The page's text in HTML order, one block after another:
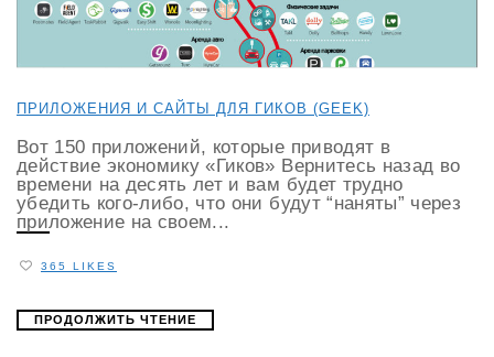
ПРИЛОЖЕНИЯ И САЙТЫ ДЛЯ ГИКОВ (GEEK)
Вот 150 приложений, которые приводят в
действие экономику «Гиков» Вернитесь назад во
времени на десять лет и вам будет трудно
убедить кого-либо, что они будут “наняты” через
приложение на своем...
365 LIKES
ПРОДОЛЖИТЬ ЧТЕНИЕ